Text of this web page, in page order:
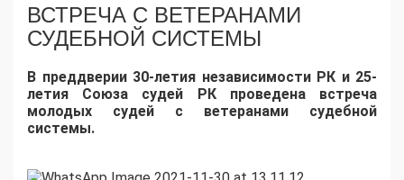
ВСТРЕЧА С ВЕТЕРАНАМИ
СУДЕБНОЙ СИСТЕМЫ
В преддверии 30-летия независимости РК и 25-
летия Союза судей РК проведена встреча
молодых судей с ветеранами судебной
системы.